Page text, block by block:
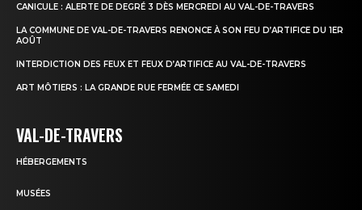
CANICULE : ALERTE DE DEGRÉ 3 DÈS MERCREDI AU VAL-DE-TRAVERS
LA COMMUNE DE VAL-DE-TRAVERS RENONCE À SON FEU D’ARTIFICE DU 1ER
AOÛT
INTERDICTION DES FEUX ET FEUX D’ARTIFICE AU VAL-DE-TRAVERS
ART MÔTIERS : LA GRANDE RUE FERMÉE CE SAMEDI
VAL-DE-TRAVERS
HÉBERGEMENTS
MUSÉES